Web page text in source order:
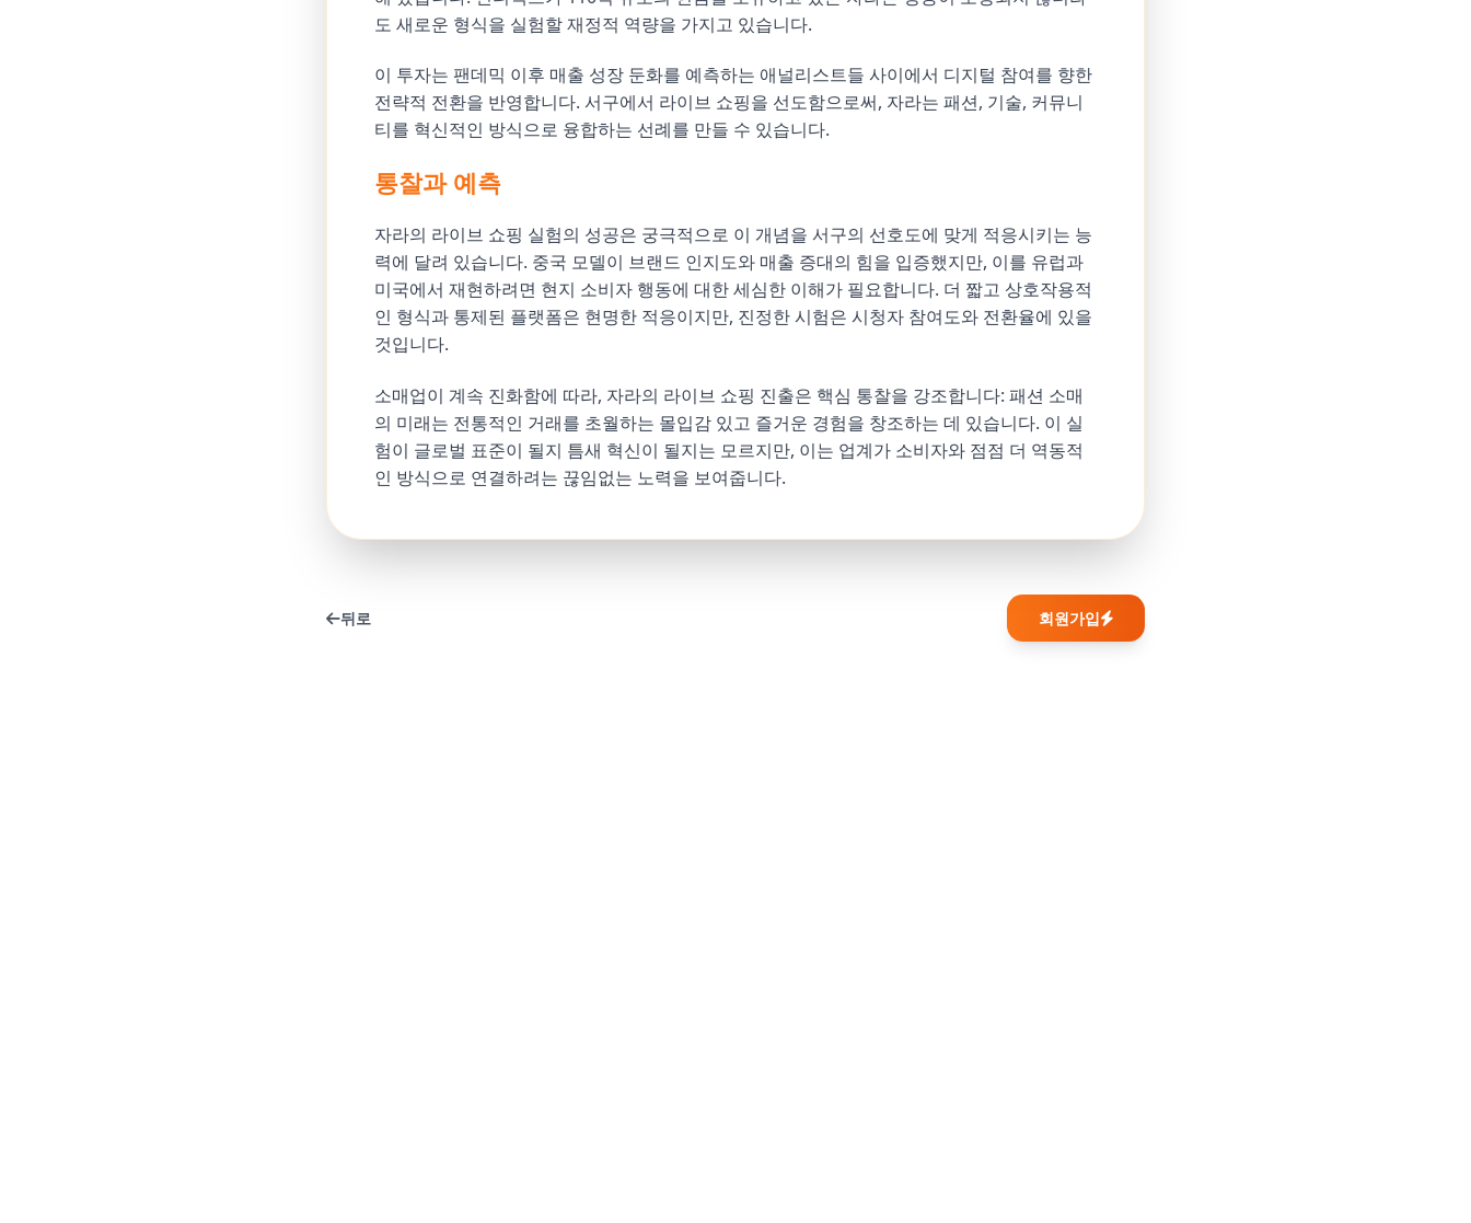
도 새로운 형식을 실험할 재정적 역량을 가지고 있습니다.
이 투자는 팬데믹 이후 매출 성장 둔화를 예측하는 애널리스트들 사이에서 디지털 참여를 향한
전략적 전환을 반영합니다. 서구에서 라이브 쇼핑을 선도함으로써, 자라는 패션, 기술, 커뮤니
티를 혁신적인 방식으로 융합하는 선례를 만들 수 있습니다.
통찰과 예측
자라의 라이브 쇼핑 실험의 성공은 궁극적으로 이 개념을 서구의 선호도에 맞게 적응시키는 능
력에 달려 있습니다. 중국 모델이 브랜드 인지도와 매출 증대의 힘을 입증했지만, 이를 유럽과
미국에서 재현하려면 현지 소비자 행동에 대한 세심한 이해가 필요합니다. 더 짧고 상호작용적
인 형식과 통제된 플랫폼은 현명한 적응이지만, 진정한 시험은 시청자 참여도와 전환율에 있을
것입니다.
소매업이 계속 진화함에 따라, 자라의 라이브 쇼핑 진출은 핵심 통찰을 강조합니다: 패션 소매
의 미래는 전통적인 거래를 초월하는 몰입감 있고 즐거운 경험을 창조하는 데 있습니다. 이 실
험이 글로벌 표준이 될지 틈새 혁신이 될지는 모르지만, 이는 업계가 소비자와 점점 더 역동적
인 방식으로 연결하려는 끊임없는 노력을 보여줍니다.
뒤로 회원가입